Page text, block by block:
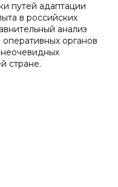
путей адаптации
в российских
анализ
органов
стране.